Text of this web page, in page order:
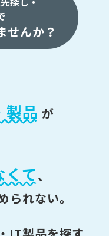
せんか？
製品 が
て、
られない。